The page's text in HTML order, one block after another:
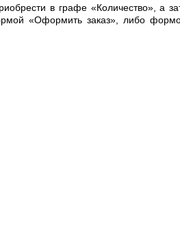
в графе «Количество»,
«Оформить заказ», либо